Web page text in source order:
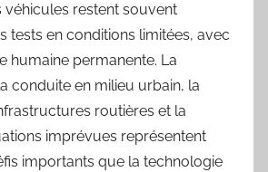
véhicules restent souvent
tests en conditions limitées, avec
humaine permanente. La
conduite en milieu urbain, la
routières et la
imprévues représentent
importants que la technologie